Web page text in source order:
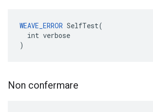
WEAVE_ERROR SelfTest(
int verbose
)
Non confermare